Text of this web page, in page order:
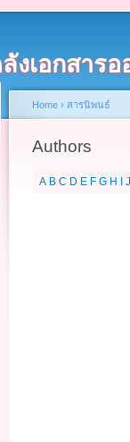
งเอกสาร
Home › สารนิพนธ์
Authors
A B C D E F G H J